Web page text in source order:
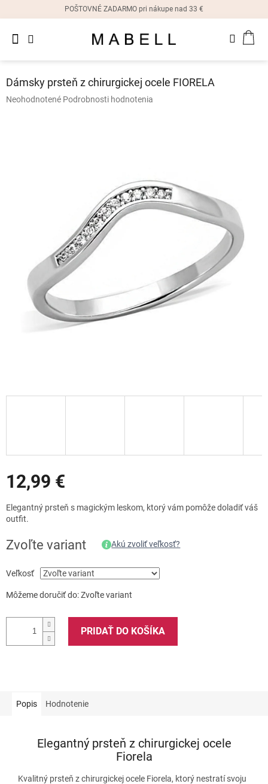
POŠTOVNÉ ZADARMO pri nákupe nad 33 €
Dámske
náušnice
Zľavy
Dámsky prsteň z chirurgickej ocele FIORELA
Priemerné
Neohodnotené Podrobnosti hodnotenia
12,99 €
cena:
Elegantný prsteň s magickým leskom, ktorý vám pomôže doladiť váš
outfit.
Zvoľte variant Akú zvoliť veľkosť?
Veľkosť
Môžeme doručiť do:Zvoľte variant
PRIDAŤ DO KOŠÍKA
Popis Hodnotenie
Elegantný prsteň z chirurgickej ocele
Fiorela
Kvalitný prsteň z chirurgickej ocele Fiorela, ktorý nestratí svoju